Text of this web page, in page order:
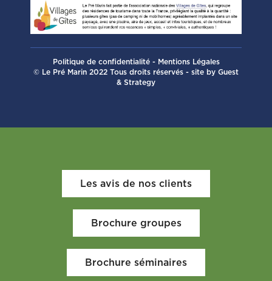
Politique de confidentialité- Mentions Légales
© Le Pré Marin 2022 Tous droits réservés - site by Guest
& Strategy
Les avis de nos clients
Brochure groupes
Brochure séminaires